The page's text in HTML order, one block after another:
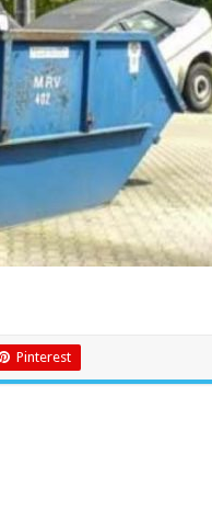
Pinterest